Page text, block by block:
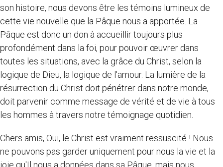
son histoire, nous devons être les témoins lumineux de
cette vie nouvelle que la Pâque nous a apportée. La
Pâque est donc un don à accueillir toujours plus
profondément dans la foi, pour pouvoir œuvrer dans
toutes les situations, avec la grâce du Christ, selon la
logique de Dieu, la logique de l'amour. La lumière de la
résurrection du Christ doit pénétrer dans notre monde,
doit parvenir comme message de vérité et de vie à tous
les hommes à travers notre témoignage quotidien.
Chers amis, Oui, le Christ est vraiment ressuscité ! Nous
ne pouvons pas garder uniquement pour nous la vie et la
joie qu'Il nous a données dans sa Pâque, mais nous